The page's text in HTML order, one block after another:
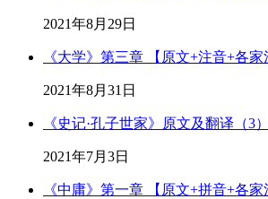
2021年8月29日
《大学》第三章 【原文+注音+各家
2021年8月31日
《史记·孔子世家》原文及翻译（3
2021年7月3日
《中庸》第一章 【原文+拼音+各家